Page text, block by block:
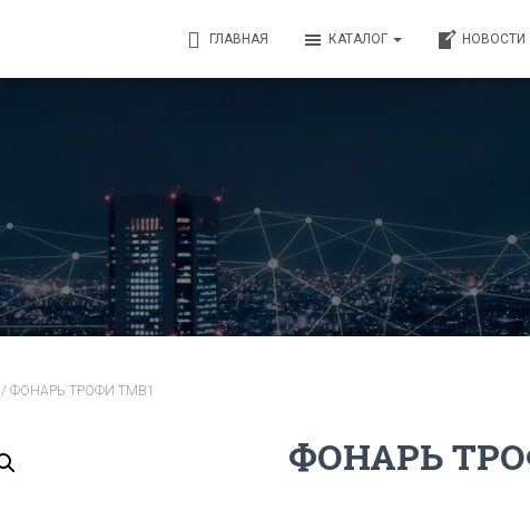
ГЛАВНАЯ КАТАЛОГ НОВОСТИ
/ ФОНАРЬ ТРОФИ TMB1
ФОНАРЬ